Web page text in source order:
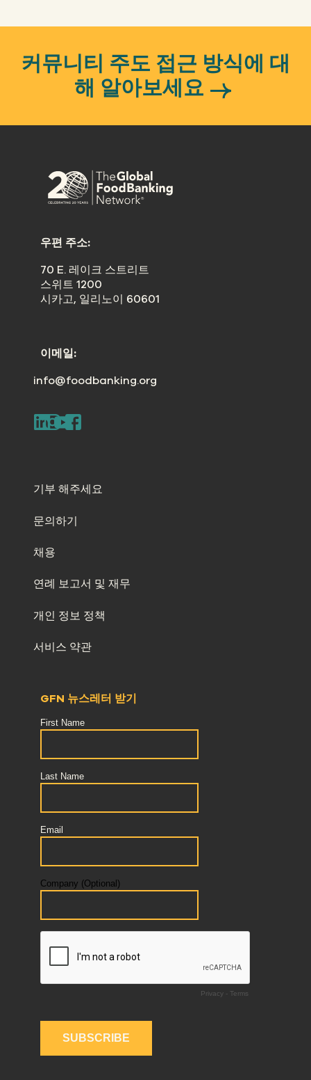
커뮤니티 주도 접근 방식에 대
해 알아보세요
우편 주소:
70 E. 레이크 스트리트
스위트 1200
시카고, 일리노이 60601
이메일:
info@foodbanking.org
기부 해주세요
문의하기
채용
연례 보고서 및 재무
개인 정보 정책
서비스 약관
GFN 뉴스레터 받기